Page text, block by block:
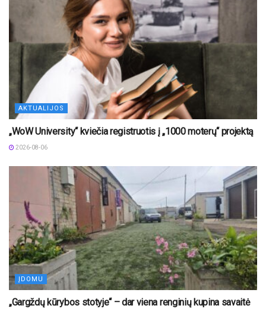
AKTUALIJOS
„WoW University“ kviečia registruotis į „1000 moterų“ projektą
2026-08-06
ĮDOMU
„Gargždų kūrybos stotyje“ – dar viena renginių kupina savaitė